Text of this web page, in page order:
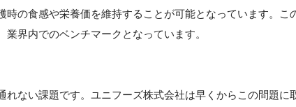
の食感や栄養価を維持することが可能となっています。こ
界内でのベンチマークとなっています。
ない課題です。ユニフーズ株式会社は早くからこの問題に